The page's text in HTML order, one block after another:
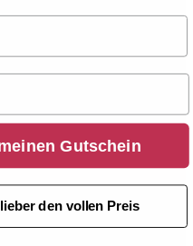
Gutschein
den vollen Preis